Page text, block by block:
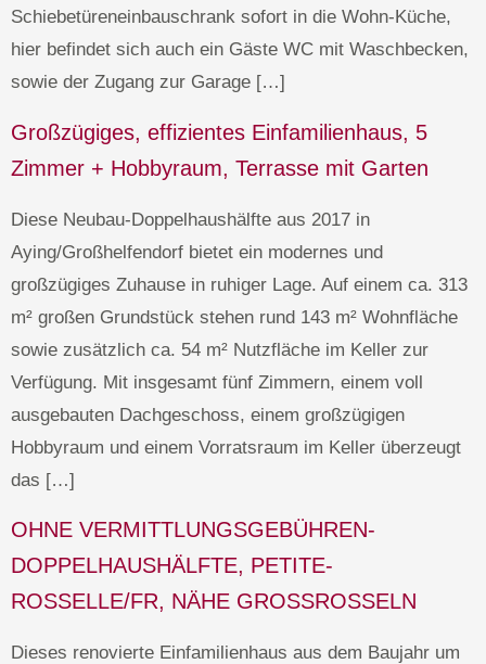
Schiebetüreneinbauschrank sofort in die Wohn-Küche,
hier befindet sich auch ein Gäste WC mit Waschbecken,
sowie der Zugang zur Garage […]
Großzügiges, effizientes Einfamilienhaus, 5
Zimmer + Hobbyraum, Terrasse mit Garten
Diese Neubau-Doppelhaushälfte aus 2017 in
Aying/Großhelfendorf bietet ein modernes und
großzügiges Zuhause in ruhiger Lage. Auf einem ca. 313
m² großen Grundstück stehen rund 143 m² Wohnfläche
sowie zusätzlich ca. 54 m² Nutzfläche im Keller zur
Verfügung. Mit insgesamt fünf Zimmern, einem voll
ausgebauten Dachgeschoss, einem großzügigen
Hobbyraum und einem Vorratsraum im Keller überzeugt
das […]
OHNE VERMITTLUNGSGEBÜHREN-
DOPPELHAUSHÄLFTE, PETITE-
ROSSELLE/FR, NÄHE GROSSROSSELN
Dieses renovierte Einfamilienhaus aus dem Baujahr um